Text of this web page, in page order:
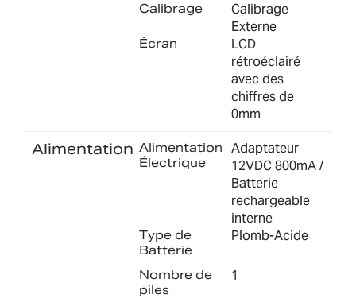
Calibrage
Calibrage
Externe
Écran
LCD
rétroéclairé
avec des
chiffres de
0mm
Alimentation Alimentation
Électrique
Adaptateur
12VDC 800mA /
Batterie
rechargeable
interne
Type de
Batterie
Plomb-Acide
Nombre de
piles
1